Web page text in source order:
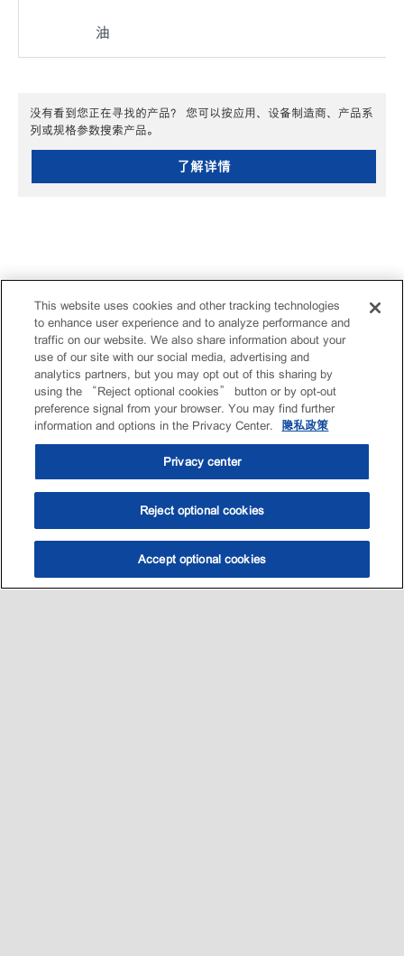
选油助手 查找门店
油
没有看到您正在寻找的产品？ 您可以按应用、设备制造商、产品系
列或规格参数搜索产品。
了解详情
This website uses cookies and other tracking technologies
to enhance user experience and to analyze performance and
traffic on our website. We also share information about your
use of our site with our social media, advertising and
analytics partners, but you may opt out of this sharing by
using the “Reject optional cookies” button or by opt-out
preference signal from your browser. You may find further
information and options in the Privacy Center.
隐私政策
Privacy center
Reject optional cookies
Accept optional cookies